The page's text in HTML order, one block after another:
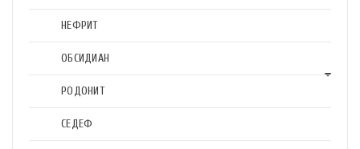
НЕФРИТ
ОБСИДИАН
РОДОНИТ
СЕДЕФ